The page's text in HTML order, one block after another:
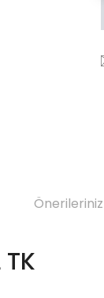
Önerileriniz